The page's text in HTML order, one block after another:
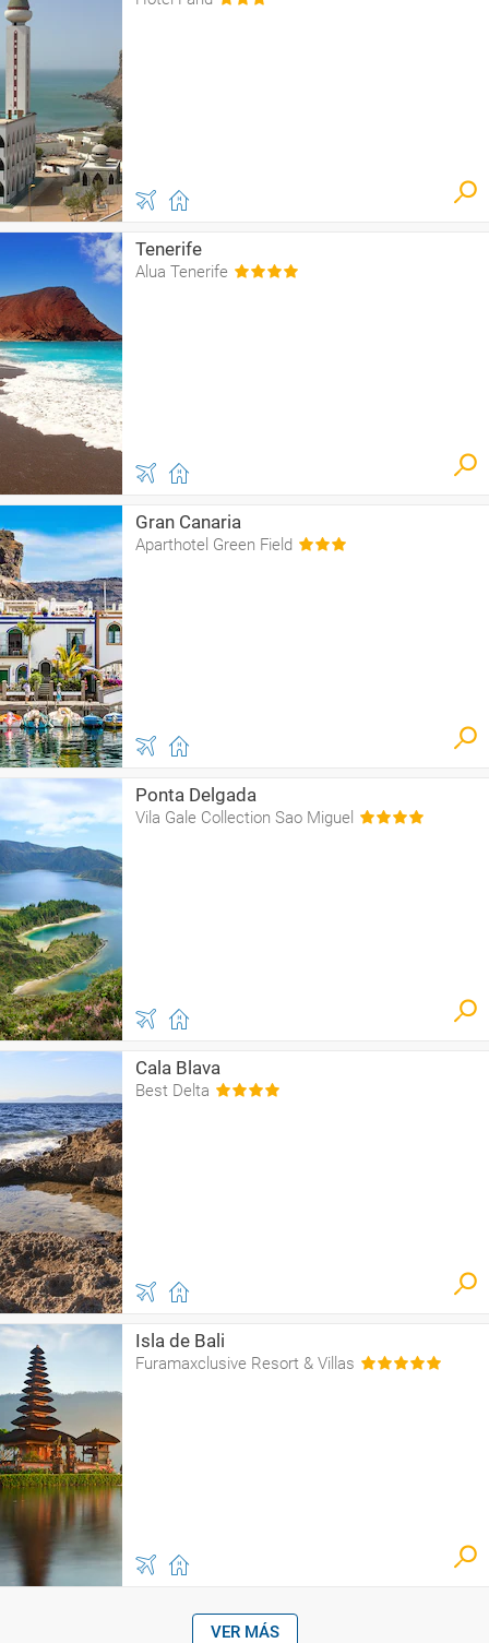
Tenerife
Alua Tenerife
Gran Canaria
Aparthotel Green Field
Ponta Delgada
Vila Gale Collection Sao Miguel
Cala Blava
Best Delta
Isla de Bali
Furamaxclusive Resort & Villas
VER MÁS